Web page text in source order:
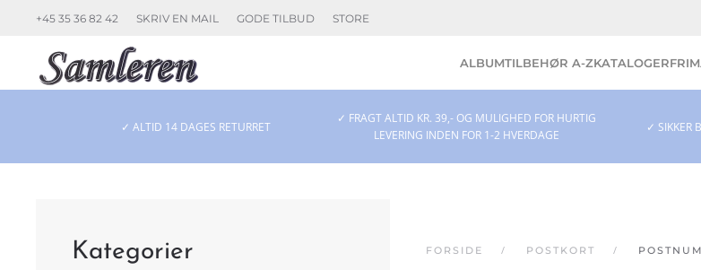
Skip to main content
+45 35 36 82 42 SKRIV EN MAIL GODE TILBUD STORE
ALBUMTILBEHØR A-ZKATALOGER
✓ ALTID 14 DAGES RETURRET
✓ FRAGT ALTID KR. 39,- OG MULIGHED FOR HURTIG
LEVERING INDEN FOR 1-2 HVERDAGE
✓ SIKKER
Kategorier FORSIDE POSTKORT